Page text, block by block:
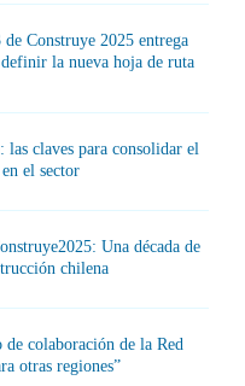
Construye 2025 entrega
la nueva hoja de ruta
claves para consolidar el
el sector
Una década de
chilena
de colaboración de la Red
otras regiones”